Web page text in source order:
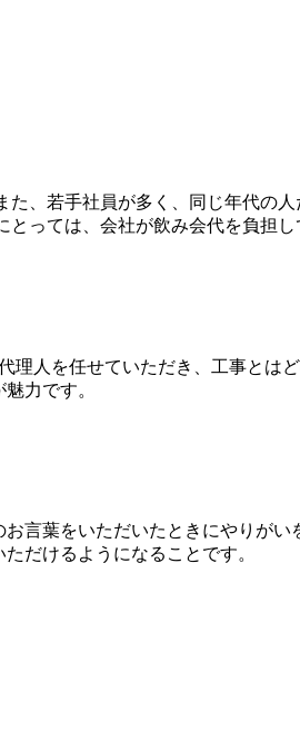
、若手社員が多く、同じ年代の
っては、会社が飲み会代を負担し
人を任せていただき、工事とは
力です。
言葉をいただいたときにやりが
だけるようになることです。